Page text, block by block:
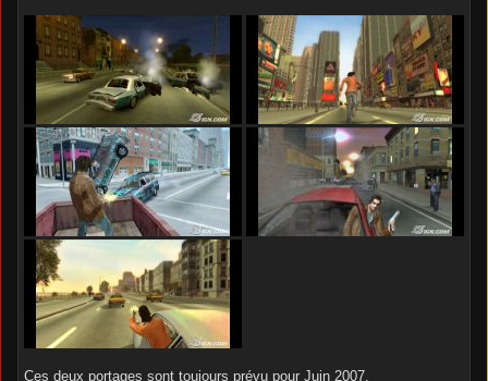
Ces deux portages sont toujours prévu pour Juin 2007.